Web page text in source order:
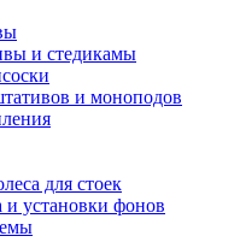
и стедикамы
и моноподов
для стоек
установки фонов